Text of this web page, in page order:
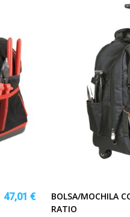
47,01 €
BOLSA/MOCHILA
RATIO